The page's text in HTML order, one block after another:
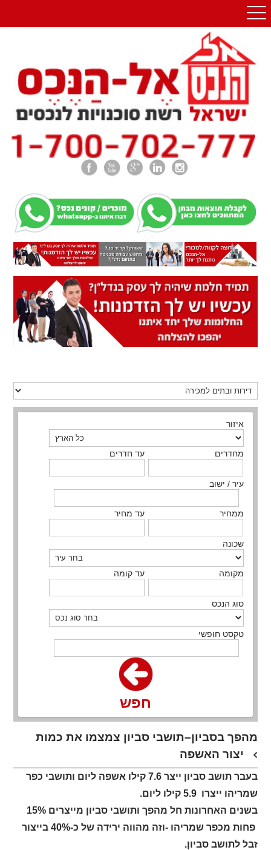
איזור
מחדרים עד חדרים
עיר / ישוב
ממחיר עד מחיר
שכונה
מקומה עד קומה
סוג הנכס
טקסט חופשי
חפש
מהפך בסביון–תושבי סביון צמצמו את כמות
בעבר תושב סביון ייצר 7.6 קילו אשפה ליום ותושבי כפר
שמריהו ייצרו 5.9 קילו ליום.
פחות מכפר שמריהו -וזה מהווה ירידה של כ-40% בייצור
זבל לתושב סביון.